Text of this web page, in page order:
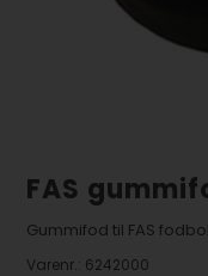
FAS
Gummifod til FAS
Varenr.: 6242000